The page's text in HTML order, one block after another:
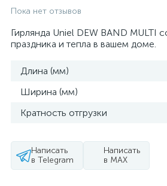
Пока нет отзывов
Гирлянда Uniel DEW BAND MULTI
праздника и тепла в вашем доме.
Длина (мм)
Ширина (мм)
Кратность отгрузки
Написать
в Telegram
Написать
в MAX